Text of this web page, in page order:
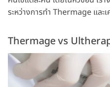
ระหว่างการทำ Thermage และ
Thermage vs